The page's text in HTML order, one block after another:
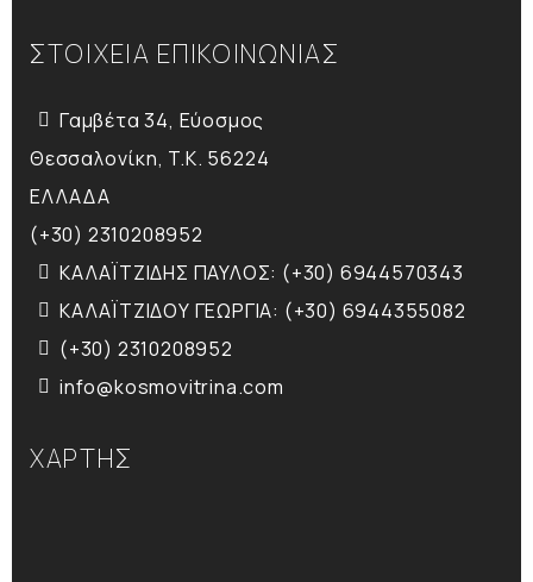
ΣΤΟΙΧΕΙΑ ΕΠΙΚΟΙΝΩΝΙΑΣ
Γαμβέτα 34, Εύοσμος
Θεσσαλονίκη, T.K. 56224
ΕΛΛΑΔΑ
(+30) 2310208952
ΚΑΛΑΪΤΖΙΔΗΣ ΠΑΥΛΟΣ: (+30) 6944570343
ΚΑΛΑΪΤΖΙΔΟΥ ΓΕΩΡΓΙΑ: (+30) 6944355082
(+30) 2310208952
info@kosmovitrina.com
ΧΑΡΤΗΣ